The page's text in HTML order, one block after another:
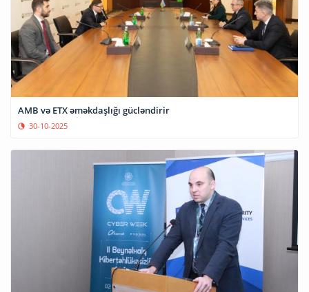
AMB və ETX əməkdaşlığı gücləndirir
30-10-2025